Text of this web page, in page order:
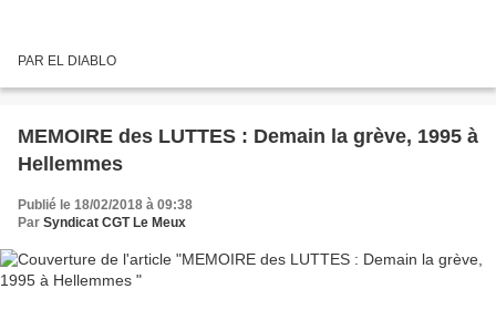
PAR EL DIABLO
MEMOIRE des LUTTES : Demain la grève, 1995 à
Hellemmes
Publié le 18/02/2018 à 09:38
Par Syndicat CGT Le Meux